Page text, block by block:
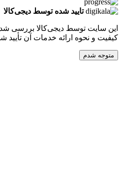
تایید شده توسط دیجی‌کالا
توسط دیجی‌کالا بررسی شده و
ارائه خدمات آن تأیید شده‌است.